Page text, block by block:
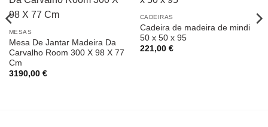
MESAS
Mesa De Jantar Madeira Da
Carvalho Room 300 X 98 X 77
Cm
3190,00 €
CADEIRAS
Cadeira de madeira de mindi
50 x 50 x 95
221,00 €